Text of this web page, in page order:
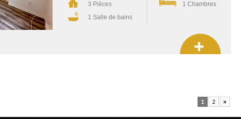
3 Pièces
1 Salle de bains
1 Chambres
1 2 »